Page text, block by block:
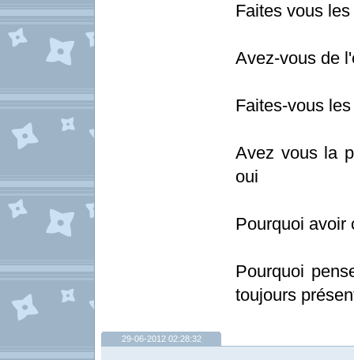
Faites vous
Avez-vous de
Faites-vous
Avez vous la
oui
Pourquoi avoir
Pourquoi
toujours
29-06-2012 02:28:32